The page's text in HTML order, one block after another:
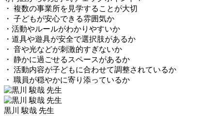
・ 複数の事業所を見学することが大切
・ 子どもが安心できる雰囲気か
・活動やルールがわかりやすいか
・道具や遊具が安全で選択肢があるか
・ 音や光などが刺激的すぎないか
・ 静かに過ごせるスペースがあるか
・ 活動内容が子どもに合わせて調整されているか
・ 職員が穏やかに寄り添っているか
黒川 駿哉 先生